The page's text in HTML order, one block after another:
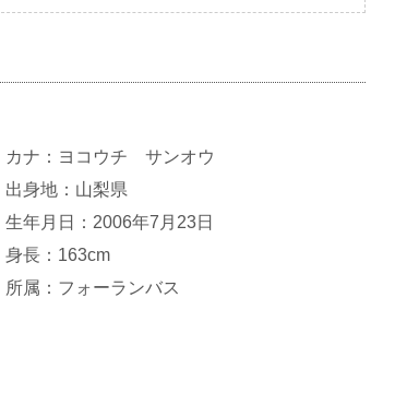
カナ：ヨコウチ サンオウ
出身地：山梨県
生年月日：2006年7月23日
身長：163cm
所属：フォーランバス